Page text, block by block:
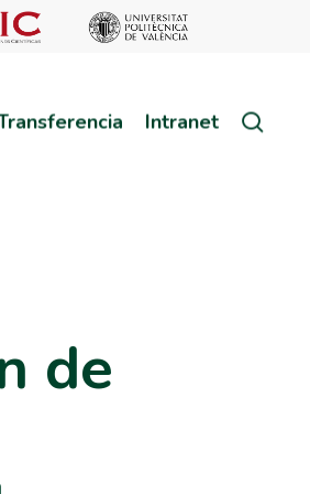
Intranet
de